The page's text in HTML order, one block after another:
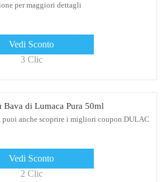
per maggiori dettagli
Vedi Sconto
3 Clic
Bava di Lumaca Pura 50ml
puoi anche scoprire i migliori coupon DULAC
Vedi Sconto
2 Clic